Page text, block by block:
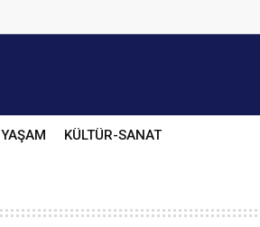
YAŞAM KÜLTÜR-SANAT